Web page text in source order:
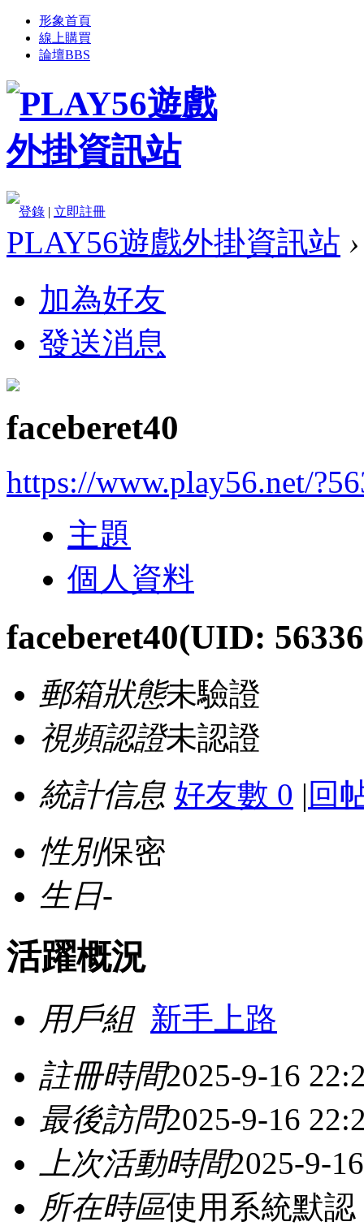
形象首頁
線上購買
論壇BBS
登錄 | 立即註冊
PLAY56遊戲外掛資訊站 ›
加為好友
發送消息
faceberet40
https://www.play56.net/
主題
個人資料
faceberet40(UID:
郵箱狀態未驗證
視頻認證未認證
統計信息 好友數 0 | 回
性別保密
生日-
活躍概況
用戶組 新手上路
註冊時間2025-9-16
最後訪問2025-9-16
上次活動時間2025-9-
所在時區使用系統默認